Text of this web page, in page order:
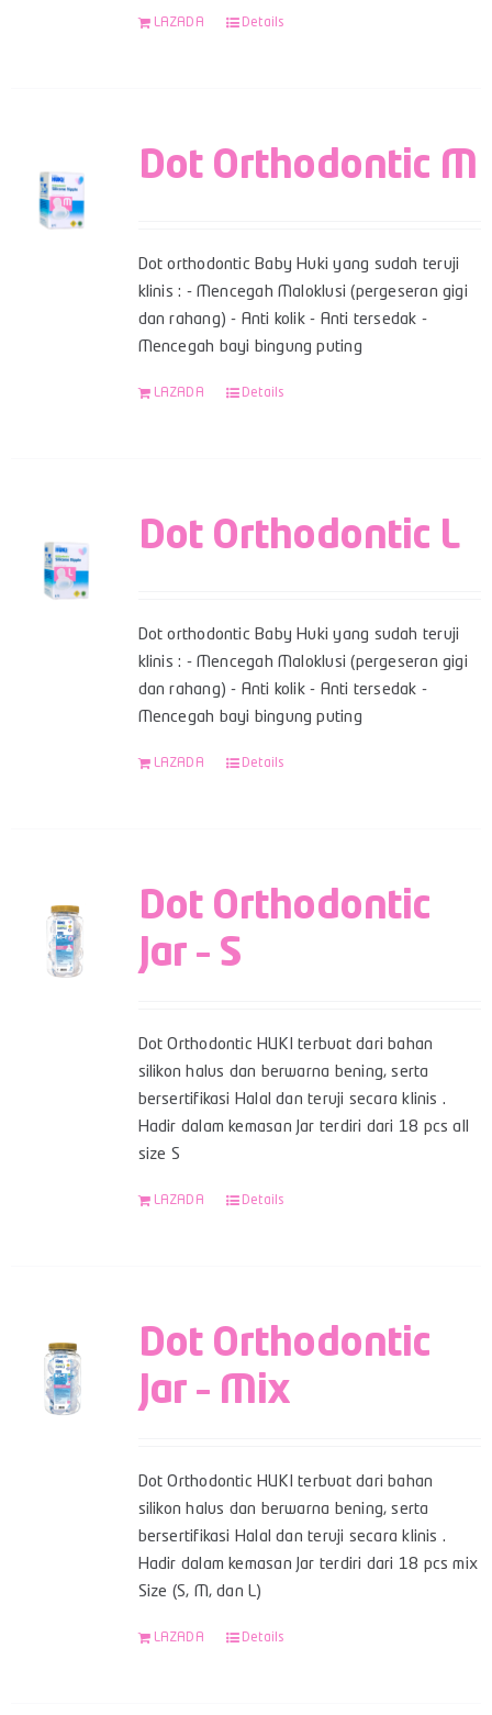
LAZADA Details
Dot Orthodontic M
Dot orthodontic Baby Huki yang sudah teruji
klinis : - Mencegah Maloklusi (pergeseran gigi
dan rahang) - Anti kolik - Anti tersedak -
Mencegah bayi bingung puting
LAZADA Details
Dot Orthodontic L
Dot orthodontic Baby Huki yang sudah teruji
klinis : - Mencegah Maloklusi (pergeseran gigi
dan rahang) - Anti kolik - Anti tersedak -
Mencegah bayi bingung puting
LAZADA Details
Dot Orthodontic
Jar – S
Dot Orthodontic HUKI terbuat dari bahan
silikon halus dan berwarna bening, serta
bersertifikasi Halal dan teruji secara klinis .
Hadir dalam kemasan Jar terdiri dari 18 pcs all
size S
LAZADA Details
Dot Orthodontic
Jar – Mix
Dot Orthodontic HUKI terbuat dari bahan
silikon halus dan berwarna bening, serta
bersertifikasi Halal dan teruji secara klinis .
Hadir dalam kemasan Jar terdiri dari 18 pcs mix
Size (S, M, dan L)
LAZADA Details